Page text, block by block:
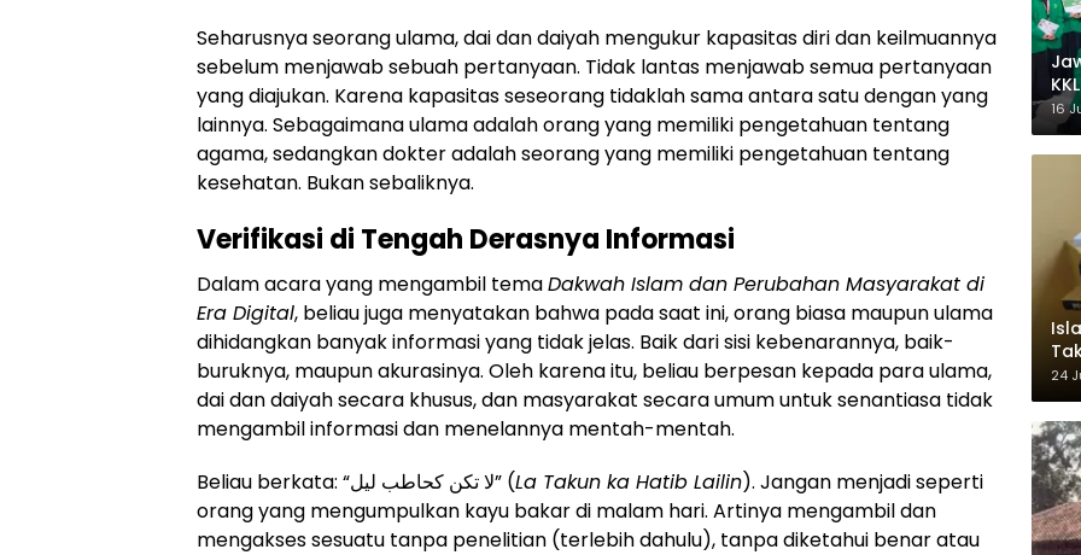
Seharusnya seorang ulama, dai dan daiyah mengukur kapasitas diri dan keilmuannya
sebelum menjawab sebuah pertanyaan. Tidak lantas menjawab semua pertanyaan
yang diajukan. Karena kapasitas seseorang tidaklah sama antara satu dengan yang
lainnya. Sebagaimana ulama adalah orangyang memiliki pengetahuan tentang
agama, sedangkan dokter adalah seorang yang memiliki pengetahuan tentang
kesehatan. Bukan sebaliknya.
Verifikasi di Tengah Derasnya Informasi
Dalam acara yang mengambil temaDakwah Islam dan Perubahan Masyarakat di
Era Digital, beliau juga menyatakan bahwa pada saat ini, orang biasa maupun ulama
dihidangkan banyak informasi yang tidak jelas. Baik dari sisi kebenarannya, baik-
buruknya, maupun akurasinya. Oleh karena itu, beliau berpesan kepada para ulama,
dai dan daiyah secara khusus, dan masyarakat secara umum untuk senantiasa tidak
mengambil informasi dan menelannya mentah-mentah.
Beliau berkata: “لا تكن كحاطب ليل” (La Takun ka Hatib Lailin). Jangan menjadi seperti
orang yang mengumpulkan kayu bakar di malam hari. Artinya mengambil dan
mengakses sesuatu tanpa penelitian (terlebih dahulu), tanpa diketahui benar atau
16
24